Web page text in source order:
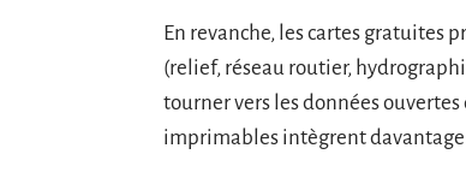
En revanche, les cartes gratuites
(relief, réseau routier,
tourner vers les données ouvertes
imprimables intègrent